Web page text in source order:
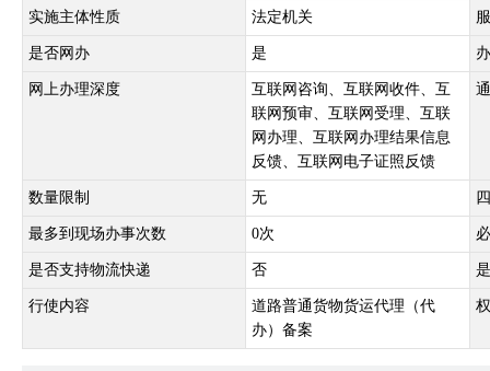
实施主体性质 法定机关
是否网办 是
网上办理深度
互联网咨询、互联网收件、互
联网预审、互联网受理、互联
网办理、互联网办理结果信息
反馈、互联网电子证照反馈
数量限制 无
最多到现场办事次数 0次
是否支持物流快递 否
行使内容
道路普通货物货运代理（代
办）备案